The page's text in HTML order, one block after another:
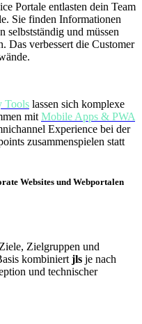
Portale entlasten dein Team
Sie finden Informationen
selbstständig und müssen
Das verbessert die Customer
Tools lassen sich komplexe
mit Mobile Apps & PWA
Experience bei der
zusammenspielen statt
Websites und Webportalen
Zielgruppen und
kombiniert jls je nach
und technischer